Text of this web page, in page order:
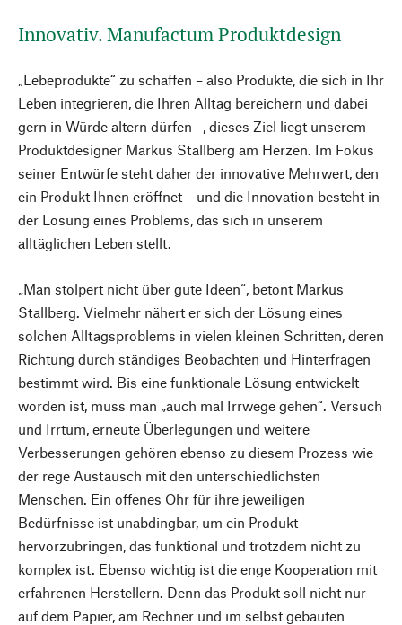
Innovativ. Manufactum Produktdesign
„Lebeprodukte“ zu schaffen – also Produkte, die sich in Ihr
Leben integrieren, die Ihren Alltag bereichern und dabei
gern in Würde altern dürfen –, dieses Ziel liegt unserem
Produktdesigner Markus Stallberg am Herzen. Im Fokus
seiner Entwürfe steht daher der innovative Mehrwert, den
ein Produkt Ihnen eröffnet – und die Innovation besteht in
der Lösung eines Problems, das sich in unserem
alltäglichen Leben stellt.
„Man stolpert nicht über gute Ideen“, betont Markus
Stallberg. Vielmehr nähert er sich der Lösung eines
solchen Alltagsproblems in vielen kleinen Schritten, deren
Richtung durch ständiges Beobachten und Hinterfragen
bestimmt wird. Bis eine funktionale Lösung entwickelt
worden ist, muss man „auch mal Irrwege gehen“. Versuch
und Irrtum, erneute Überlegungen und weitere
Verbesserungen gehören ebenso zu diesem Prozess wie
der rege Austausch mit den unterschiedlichsten
Menschen. Ein offenes Ohr für ihre jeweiligen
Bedürfnisse ist unabdingbar, um ein Produkt
hervorzubringen, das funktional und trotzdem nicht zu
komplex ist. Ebenso wichtig ist die enge Kooperation mit
erfahrenen Herstellern. Denn das Produkt soll nicht nur
auf dem Papier, am Rechner und im selbst gebauten